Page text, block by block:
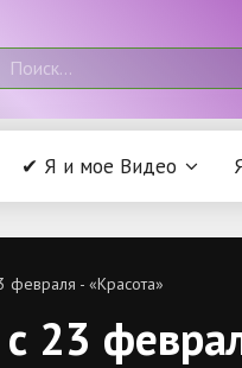
✔ Я и мое Видео
февраля - «Красота»
23